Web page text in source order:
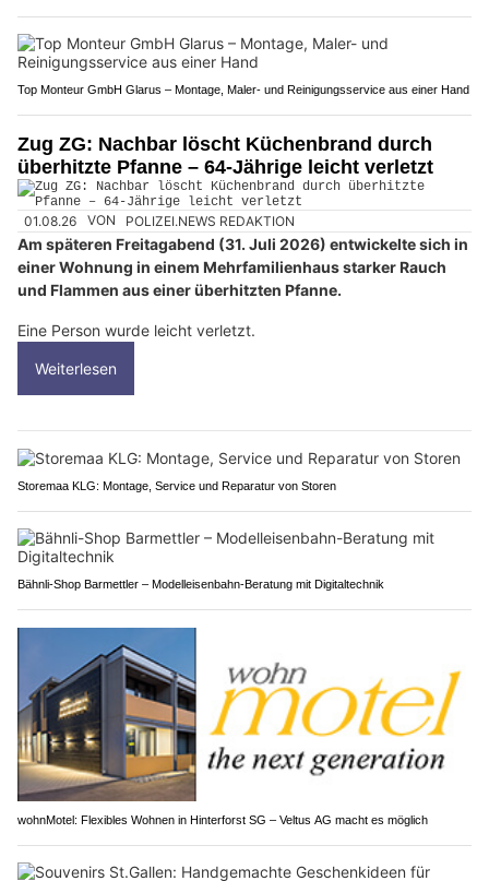
Top Monteur GmbH Glarus – Montage, Maler- und Reinigungsservice aus einer Hand
Zug ZG: Nachbar löscht Küchenbrand durch
überhitzte Pfanne – 64-Jährige leicht verletzt
01.08.26 VON POLIZEI.NEWS REDAKTION
Am späteren Freitagabend (31. Juli 2026) entwickelte sich in
einer Wohnung in einem Mehrfamilienhaus starker Rauch
und Flammen aus einer überhitzten Pfanne.
Eine Person wurde leicht verletzt.
Weiterlesen
Storemaa KLG: Montage, Service und Reparatur von Storen
Bähnli-Shop Barmettler – Modelleisenbahn-Beratung mit Digitaltechnik
wohnMotel: Flexibles Wohnen in Hinterforst SG – Veltus AG macht es möglich